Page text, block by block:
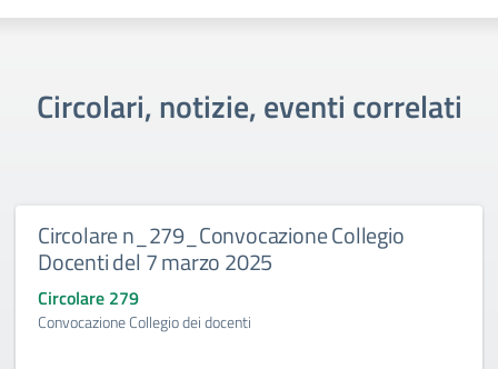
Circolari, notizie, eventi correlati
Circolare n_279_Convocazione Collegio
Docenti del 7 marzo 2025
Circolare 279
Convocazione Collegio dei docenti